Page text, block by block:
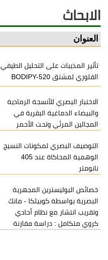
الابحاث
العنوان
تأثير المذيبات على التحليل الطيفي
الفلوري لمشتق BODIPY-520
الاختبار البصري للأنسجة الرمادية
والبيضاء الدماغية البقرية في
المجالين المرئي وتحت الأحمر
التوصيف البصري لمكونات النسيج
الوهمية المحاكاة عند 405
نانومتر
خصائص البوليسترين المجهرية
البصرية بواسطة كوبيلكا - مانك
وتقريب انتشار مع نظام أحادي
كروي متكامل : دراسة مقارنة